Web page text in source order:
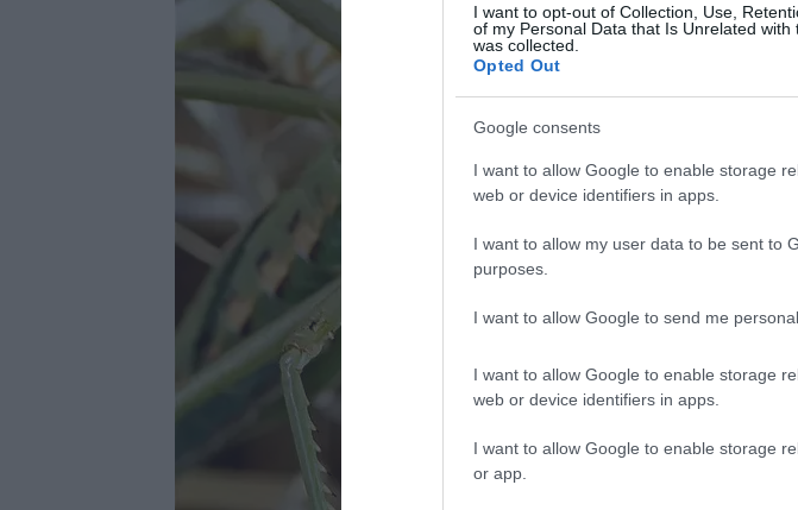
I want to opt-out of Collection, Use,
of my Personal Data that Is Unrelated
was collected.
Opted Out
Google consents
I want to allow Google to enable storage
web or device identifiers in apps.
I want to allow my user data to be sent to
purposes.
I want to allow Google to send me
I want to allow Google to enable storage
web or device identifiers in apps.
I want to allow Google to enable storage
or app.